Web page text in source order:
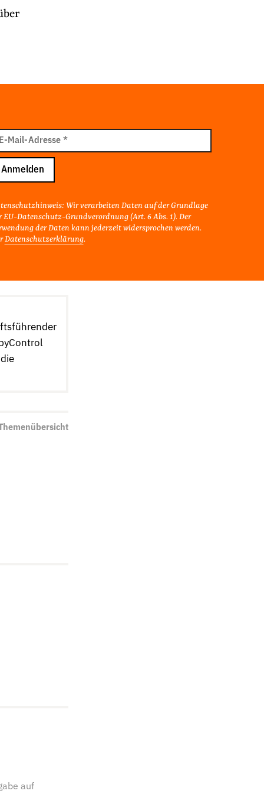
E-Mail-Adresse *
Anmelden
Wir verarbeiten Daten auf der Grundlage
EU-Datenschutz-Grundverordnung (Art. 6 Abs. 1). Der
der Daten kann jederzeit widersprochen werden.
Datenschutzerklärung.
auf